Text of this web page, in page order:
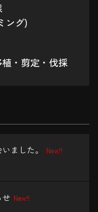
ング)
・剪定・伐採
ました。 New!!
New!!